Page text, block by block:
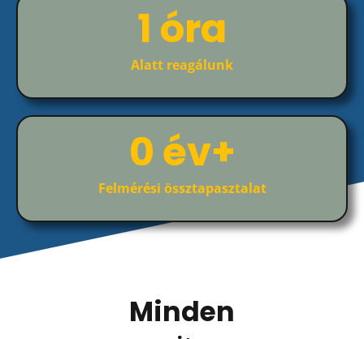
Alatt reagálunk
1 óra
Felmérési össztapasztalat
0 év+
Minden